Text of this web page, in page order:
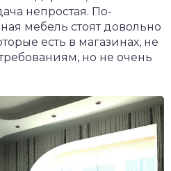
непростая. По-
мебель стоят довольно
есть в магазинах, не
но не очень